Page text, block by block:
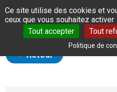
Panneau de gestion des cookies
Ce site utilise des cookies et
ceux que vous souhaitez activer
Tout accepter
Tout
Politique de
Retour